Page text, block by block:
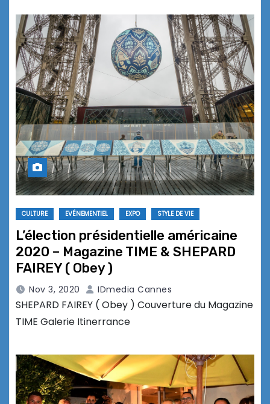
CULTURE EVÉNEMENTIEL EXPO STYLE DE VIE
L’élection présidentielle américaine
2020 – Magazine TIME & SHEPARD
FAIREY ( Obey )
Nov 3, 2020 IDmedia Cannes
SHEPARD FAIREY ( Obey ) Couverture du Magazine
TIME Galerie Itinerrance